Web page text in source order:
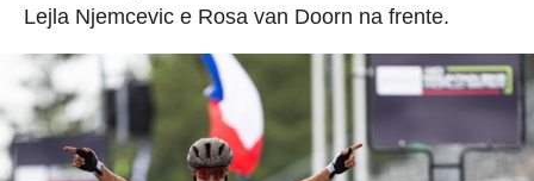
Lejla Njemcevic e Rosa van Doorn na frente.